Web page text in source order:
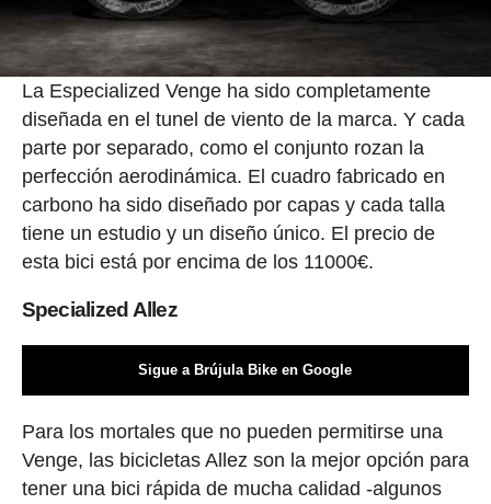
La Especialized Venge ha sido completamente
diseñada en el tunel de viento de la marca. Y cada
parte por separado, como el conjunto rozan la
perfección aerodinámica. El cuadro fabricado en
carbono ha sido diseñado por capas y cada talla
tiene un estudio y un diseño único. El precio de
esta bici está por encima de los 11000€.
Specialized Allez
Sigue a Brújula Bike en Google
Para los mortales que no pueden permitirse una
Venge, las bicicletas Allez son la mejor opción para
tener una bici rápida de mucha calidad -algunos